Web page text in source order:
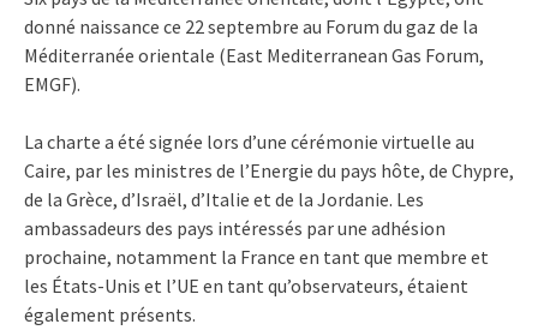
donné naissance ce 22 septembre au Forum du gaz de la
Méditerranée orientale (East Mediterranean Gas Forum,
EMGF).
La charte a été signée lors d’une cérémonie virtuelle au
Caire, par les ministres de l’Energie du pays hôte, de Chypre,
de la Grèce, d’Israël, d’Italie et de la Jordanie. Les
ambassadeurs des pays intéressés par une adhésion
prochaine, notamment la France en tant que membre et
les États-Unis et l’UE en tant qu’observateurs, étaient
également présents.